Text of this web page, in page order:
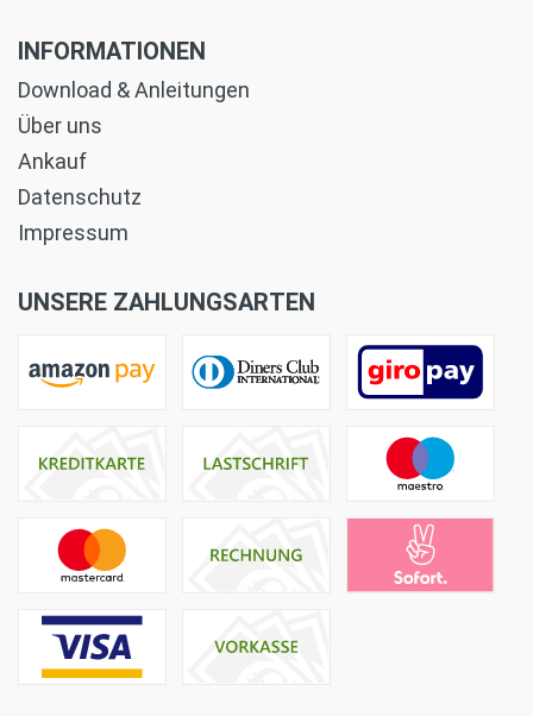
INFORMATIONEN
Download & Anleitungen
Über uns
Ankauf
Datenschutz
Impressum
UNSERE ZAHLUNGSARTEN